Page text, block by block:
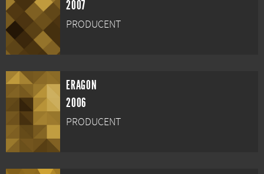
2007
PRODUCENT
ERAGON
2006
PRODUCENT